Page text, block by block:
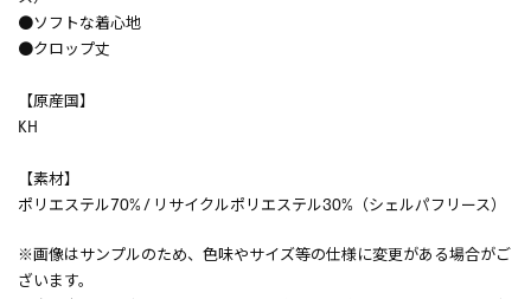
●ソフトな着心地
●クロップ丈
【原産国】
KH
【素材】
ポリエステル70% / リサイクルポリエステル30%（シェルパフリース）
※画像はサンプルのため、色味やサイズ等の仕様に変更がある場合がご
ざいます。